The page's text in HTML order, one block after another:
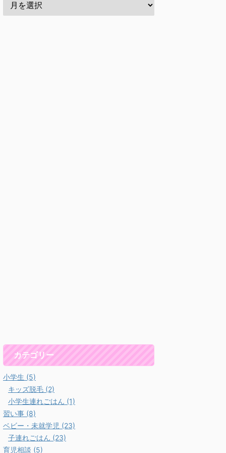
カテゴリー
小学生 (5)
キッズ脱毛 (2)
小学生連れごはん (1)
習い事 (8)
ベビー・未就学児 (23)
子連れごはん (23)
育児相談 (5)